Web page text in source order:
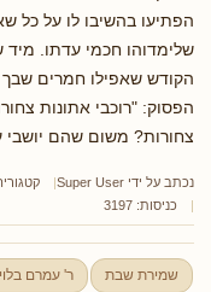
הפתיעו בהשיבו לו על כל
שלימדוהו חכמי עדתו.
הקודש שאפילו חמרים שבך
הפסוק: "רוכבי אתונות
צחורות? משום שהם יושבי
נכתב על ידי Super User
כניסות: 3197
שמירת שבת ר' עמרם בלוי